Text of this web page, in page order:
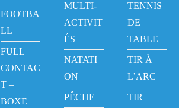
FOOTBA
LL
FULL
CONTAC
T –
BOXE
MULTI-
ACTIVIT
ÉS
NATATI
ON
PÊCHE
TENNIS
DE
TABLE
TIR À
L’ARC
TIR